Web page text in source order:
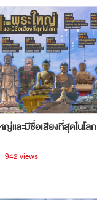
และมีชื่อเสียงที่สุดในโลก
942 views